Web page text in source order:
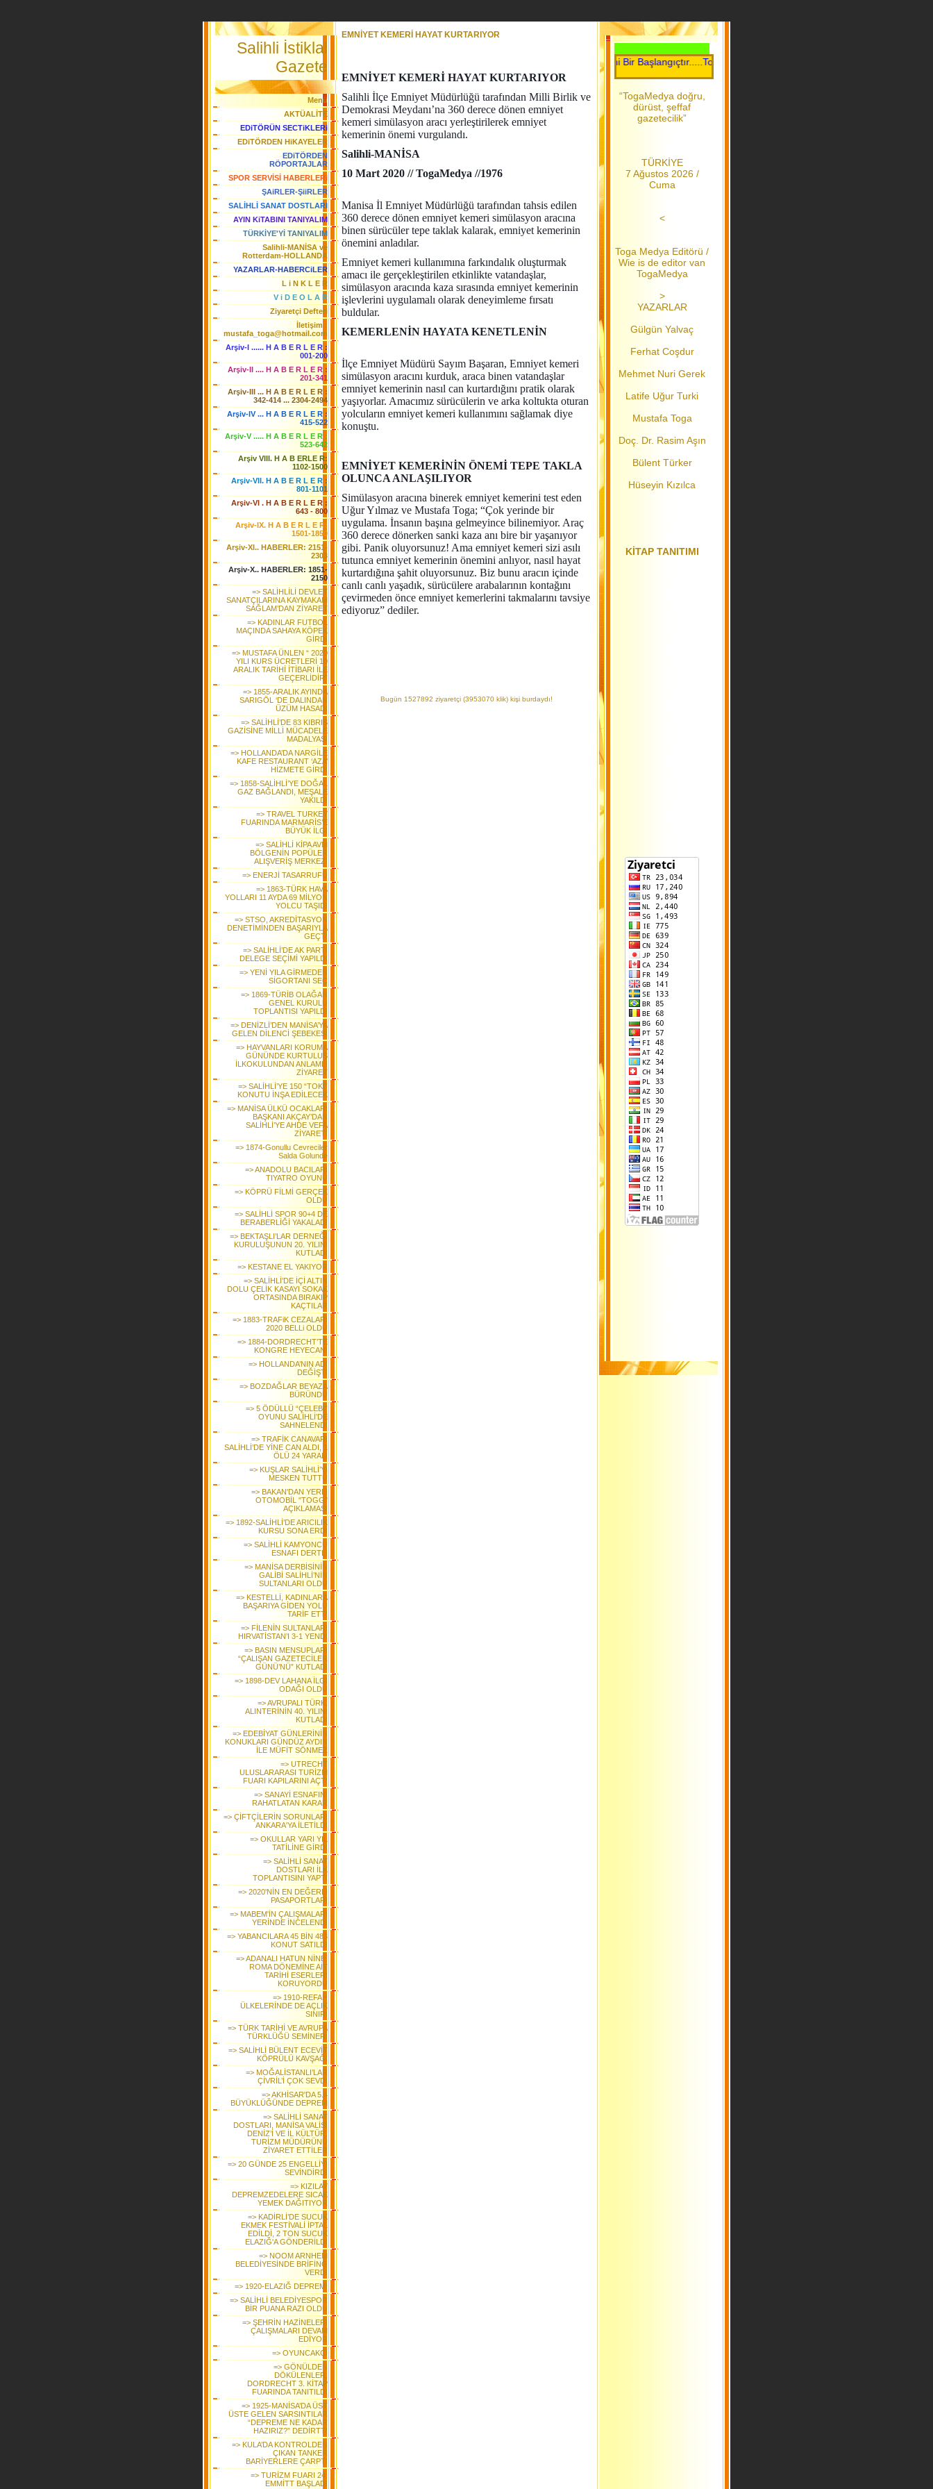
Salihli İstiklal
Gazete
Menü
AKTÜALİTE
EDiTÖRÜN SECTiKLERi
EDiTÖRDEN HiKAYELER
EDiTÖRDEN
RÖPORTAJLAR
SPOR SERVİSİ HABERLERi
ŞAiRLER-ŞiiRLER
SALİHLİ SANAT DOSTLARI
AYIN KiTABINI TANIYALIM
TÜRKİYE'Yİ TANIYALIM
Salihli-MANİSA ve
Rotterdam-HOLLANDA
YAZARLAR-HABERCiLER
L i N K L E R
V i D E O L A R
Ziyaretçi Defteri
İletişim :
mustafa_toga@hotmail.com
Arşiv-I ...... H A B E R L E R :
001-200
Arşiv-II .... H A B E R L E R :
201-341
Arşiv-III ... H A B E R L E R :
342-414 ... 2304-2494
Arşiv-IV ... H A B E R L E R :
415-522
Arşiv-V ..... H A B E R L E R :
523-642
Arşiv VIII. H A B ERLE R:
1102-1500
Arşiv-VII. H A B E R L E R :
801-1101
Arşiv-VI . H A B E R L E R :
643 - 800
Arşiv-IX. H A B E R L E R:
1501-1850
Arşiv-XI.. HABERLER: 2151-
2303
Arşiv-X.. HABERLER: 1851-
2150
=> SALİHLİLİ DEVLET
SANATÇILARINA KAYMAKAM
SAĞLAM’DAN ZİYARET
=> KADINLAR FUTBOL
MAÇINDA SAHAYA KÖPEK
GİRDİ
=> MUSTAFA ÜNLEN “ 2020
YILI KURS ÜCRETLERİ 10
ARALIK TARİHİ İTİBARI İLE
GEÇERLİDİR”
=> 1855-ARALIK AYINDA
SARIGÖL ‘DE DALINDAN
ÜZÜM HASADI
=> SALİHLİ’DE 83 KIBRIS
GAZİSİNE MİLLİ MÜCADELE
MADALYASI
=> HOLLANDA’DA NARGİLE
KAFE RESTAURANT ‘AZA’
HİZMETE GİRDİ
=> 1858-SALİHLİ’YE DOĞAL
GAZ BAĞLANDI, MEŞALE
YAKILDI
=> TRAVEL TURKEY
FUARINDA MARMARİS’E
BÜYÜK İLGİ
=> SALİHLİ KİPA AVM
BÖLGENİN POPÜLER
ALIŞVERİŞ MERKEZİ
=> ENERJİ TASARRUFU
=> 1863-TÜRK HAVA
YOLLARI 11 AYDA 69 MİLYON
YOLCU TAŞIDI
=> STSO, AKREDİTASYON
DENETİMİNDEN BAŞARIYLA
GEÇTİ
=> SALİHLİ’DE AK PARTİ
DELEGE SEÇİMİ YAPILDI
=> YENİ YILA GİRMEDEN
SİGORTANI SEÇ
=> 1869-TÜRİB OLAĞAN
GENEL KURULU
TOPLANTISI YAPILDI
=> DENİZLİ’DEN MANİSA’YA
GELEN DİLENCİ ŞEBEKESİ
=> HAYVANLARI KORUMA
GÜNÜNDE KURTULUŞ
İLKOKULUNDAN ANLAMLI
ZİYARET
=> SALİHLİ’YE 150 “TOKİ”
KONUTU İNŞA EDİLECEK
=> MANİSA ÜLKÜ OCAKLARI
BAŞKANI AKÇAY’DAN
SALİHLİ’YE AHDE VEFA
ZİYARETİ
=> 1874-Gonullu Cevreciler
Salda Golunde
=> ANADOLU BACILARI
TIYATRO OYUNU
=> KÖPRÜ FİLMİ GERÇEK
OLDU
=> SALİHLİ SPOR 90+4 DE
BERABERLİĞİ YAKALADI
=> BEKTAŞLI’LAR DERNEĞİ
KURULUŞUNUN 20. YILINI
KUTLADI
=> KESTANE EL YAKIYOR
=> SALİHLİ’DE İÇİ ALTIN
DOLU ÇELİK KASAYI SOKAK
ORTASINDA BIRAKIP
KAÇTILAR
=> 1883-TRAFiK CEZALARI
2020 BELLi OLDU
=> 1884-DORDRECHT’TE
KONGRE HEYECANI
=> HOLLANDA’NIN ADI
DEĞİŞTİ
=> BOZDAĞLAR BEYAZA
BÜRÜNDÜ
=> 5 ÖDÜLLÜ “ÇELEBİ”
OYUNU SALİHLİ’DE
SAHNELENDİ
=> TRAFİK CANAVARI
SALİHLİ’DE YİNE CAN ALDI, 1
ÖLÜ 24 YARALI
=> KUŞLAR SALİHLİ’Yİ
MESKEN TUTTU
=> BAKAN'DAN YERLİ
OTOMOBİL "TOGG"
AÇIKLAMASI
=> 1892-SALİHLİ’DE ARICILIK
KURSU SONA ERDİ
=> SALİHLİ KAMYONCU
ESNAFI DERTLİ
=> MANİSA DERBİSİNİN
GALİBİ SALİHLİ’NİN
SULTANLARI OLDU
=> KESTELLİ, KADINLARA
BAŞARIYA GİDEN YOLU
TARİF ETTİ
=> FİLENİN SULTANLARI
HIRVATİSTAN’I 3-1 YENDİ
=> BASIN MENSUPLARI
“ÇALIŞAN GAZETECİLER
GÜNÜ’NÜ” KUTLADI
=> 1898-DEV LAHANA İLGİ
ODAĞI OLDU
=> AVRUPALI TÜRK,
ALINTERİNİN 40. YILINI
KUTLADI
=> EDEBİYAT GÜNLERİNİN
KONUKLARI GÜNDÜZ AYDIN
İLE MÜFİT SÖNMEZ
=> UTRECHT
ULUSLARARASI TURİZM
FUARI KAPILARINI AÇTI
=> SANAYİ ESNAFINI
RAHATLATAN KARAR
=> ÇİFTÇİLERİN SORUNLARI
ANKARA'YA İLETİLDİ
=> OKULLAR YARI YIL
TATİLİNE GİRDİ
=> SALİHLİ SANAT
DOSTLARI İLK
TOPLANTISINI YAPTI
=> 2020'NİN EN DEĞERLİ
PASAPORTLARI
=> MABEM'İN ÇALIŞMALARI
YERİNDE İNCELENDİ
=> YABANCILARA 45 BİN 483
KONUT SATILDI
=> ADANALI HATUN NİNE,
ROMA DÖNEMİNE AİT
TARİHİ ESERLERİ
KORUYORDU
=> 1910-REFAH
ÜLKELERİNDE DE AÇLIK
SINIRI
=> TÜRK TARİHİ VE AVRUPA
TÜRKLÜĞÜ SEMİNERİ
=> SALİHLİ BÜLENT ECEVİT
KÖPRÜLÜ KAVŞAĞI
=> MOĞALİSTANLI’LAR
ÇİVRİL’İ ÇOK SEVDİ
=> AKHİSAR'DA 5.4
BÜYÜKLÜĞÜNDE DEPREM
=> SALİHLİ SANAT
DOSTLARI, MANİSA VALİSİ
DENİZ’İ VE İL KÜLTÜR,
TURİZM MÜDÜRÜNÜ
ZİYARET ETTİLER
=> 20 GÜNDE 25 ENGELLİYİ
SEVİNDİRDİ
=> KIZILAY
DEPREMZEDELERE SICAK
YEMEK DAĞITIYOR
=> KADİRLİ’DE SUCUK
EKMEK FESTİVALİ İPTAL
EDİLDİ, 2 TON SUCUK
ELAZIĞ'A GÖNDERİLDİ
=> NOOM ARNHEM
BELEDİYESİNDE BRİFİNG
VERDİ
=> 1920-ELAZIĞ DEPREMİ
=> SALİHLİ BELEDİYESPOR
BİR PUANA RAZI OLDU
=> ŞEHRİN HAZİNELERİ
ÇALIŞMALARI DEVAM
EDİYOR
=> OYUNCAKÇI
=> GÖNÜLDEN
DÖKÜLENLER,
DORDRECHT 3. KİTAP
FUARINDA TANITILDI
=> 1925-MANİSA’DA ÜST
ÜSTE GELEN SARSINTILAR
“DEPREME NE KADAR
HAZIRIZ?” DEDİRTTİ
=> KULA’DA KONTROLDEN
ÇIKAN TANKER
BARİYERLERE ÇARPTI
=> TURİZM FUARI 24.
EMMİTT BAŞLADI
EMNİYET KEMERİ HAYAT KURTARIYOR
EMNİYET KEMERİ HAYAT KURTARIYOR
Salihli İlçe Emniyet Müdürlüğü tarafından Milli Birlik ve
Demokrasi Meydanı’na 360 derece dönen emniyet
kemeri simülasyon aracı yerleştirilerek emniyet
kemerinin önemi vurgulandı.
Salihli-MANİSA
10 Mart 2020 // TogaMedya //1976
Manisa İl Emniyet Müdürlüğü tarafından tahsis edilen
360 derece dönen emniyet kemeri simülasyon aracına
binen sürücüler tepe taklak kalarak, emniyet kemerinin
önemini anladılar.
Emniyet kemeri kullanımına farkındalık oluşturmak
amacı ile gerçekleştirilen etkinlikte vatandaşlar,
simülasyon aracında kaza sırasında emniyet kemerinin
işlevlerini uygulamalı olarak deneyimleme fırsatı
buldular.
KEMERLENİN HAYATA KENETLENİN
İlçe Emniyet Müdürü Sayım Başaran, Emniyet kemeri
simülasyon aracını kurduk, araca binen vatandaşlar
emniyet kemerinin nasıl can kurtardığını pratik olarak
yaşıyorlar. Amacımız sürücülerin ve arka koltukta oturan
yolcuların emniyet kemeri kullanımını sağlamak diye
konuştu.
EMNİYET KEMERİNİN ÖNEMİ TEPE TAKLA
OLUNCA ANLAŞILIYOR
Simülasyon aracına binerek emniyet kemerini test eden
Uğur Yılmaz ve Mustafa Toga; “Çok yerinde bir
uygulama. İnsanın başına gelmeyince bilinemiyor. Araç
360 derece dönerken sanki kaza anı bire bir yaşanıyor
gibi. Panik oluyorsunuz! Ama emniyet kemeri sizi asılı
tutunca emniyet kemerinin önemini anlıyor, nasıl hayat
kurtardığına şahit oluyorsunuz. Biz bunu aracın içinde
canlı canlı yaşadık, sürücülere arabalarının kontağını
çevirmeden önce emniyet kemerlerini takmalarını tavsiye
ediyoruz” dediler.
Bugün 1527892 ziyaretçi (3953070 klik) kişi burdaydı!
Her Gün Yeni Bir Başlangıçtır.....Toga Medya.....2006 dan bu yana
“TogaMedya doğru,
dürüst, şeffaf
gazetecilik”
TÜRKİYE
7 Ağustos 2026 /
Cuma
<
Toga Medya Editörü /
Wie is de editor van
TogaMedya
>
YAZARLAR
Gülgün Yalvaç
Ferhat Coşdur
Mehmet Nuri Gerek
Latife Uğur Turki
Mustafa Toga
Doç. Dr. Rasim Aşın
Bülent Türker
Hüseyin Kızılca
KİTAP TANITIMI